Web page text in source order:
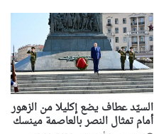
السيّد عطاف يضع إكليلا من الزهور
أمام تمثال النصر بالعاصمة مينسك